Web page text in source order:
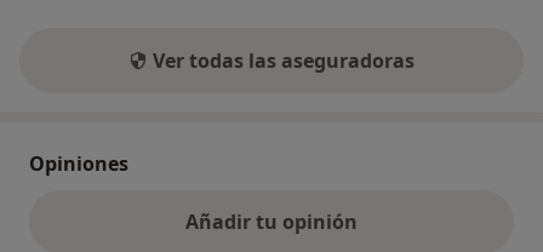
Ver todas las aseguradoras
Opiniones
Añadir tu opinión